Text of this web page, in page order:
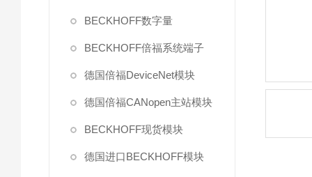
BECKHOFF数字量
BECKHOFF倍福系统端子
德国倍福DeviceNet模块
德国倍福CANopen主站模块
BECKHOFF现货模块
德国进口BECKHOFF模块